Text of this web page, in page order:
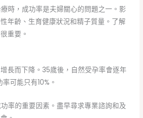
時，成功率是夫婦關心的問題之一。影
年齡、生育健康狀況和精子質量。了解
重要。
長而下降。35歲後，自然受孕率會逐年
可能只有10%。
率的重要因素。盡早尋求專業諮詢和及